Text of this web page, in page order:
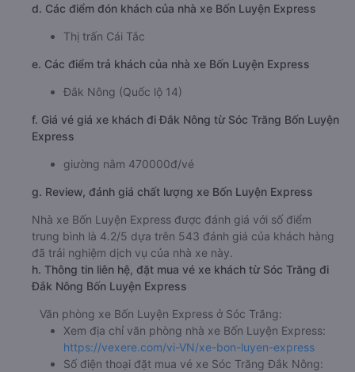
d. Các điểm đón khách của nhà xe Bốn Luyện Express
Thị trấn Cái Tắc
e. Các điểm trả khách của nhà xe Bốn Luyện Express
Đắk Nông (Quốc lộ 14)
f. Giá vé giá xe khách đi Đắk Nông từ Sóc Trăng Bốn Luyện
Express
giường nằm 470000đ/vé
g. Review, đánh giá chất lượng xe Bốn Luyện Express
Nhà xe Bốn Luyện Express được đánh giá với số điểm
trung bình là 4.2/5 dựa trên 543 đánh giá của khách hàng
đã trải nghiệm dịch vụ của nhà xe này.
h. Thông tin liên hệ, đặt mua vé xe khách từ Sóc Trăng đi
Đắk Nông Bốn Luyện Express
Văn phòng xe Bốn Luyện Express ở Sóc Trăng:
Xem địa chỉ văn phòng nhà xe Bốn Luyện Express:
https://vexere.com/vi-VN/xe-bon-luyen-express
Số điện thoại đặt mua vé xe Sóc Trăng Đắk Nông: